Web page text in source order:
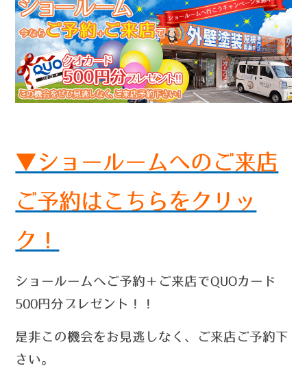
▼ショールームへのご来店
ご予約はこちらをクリッ
ク！
ショールームへご予約＋ご来店でQUOカード
500円分プレゼント！！
是非この機会をお見逃しなく、ご来店ご予約下
さい。